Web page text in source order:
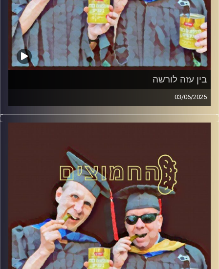
בין עזה לורשה
03/06/2025
המערכת הפוליטית על ספת הפסיכולוג, עם פרופסור בועז בן-
דוד ופרופסור גלעד הירשברגר
קרדיט תמונות:AudioVersity